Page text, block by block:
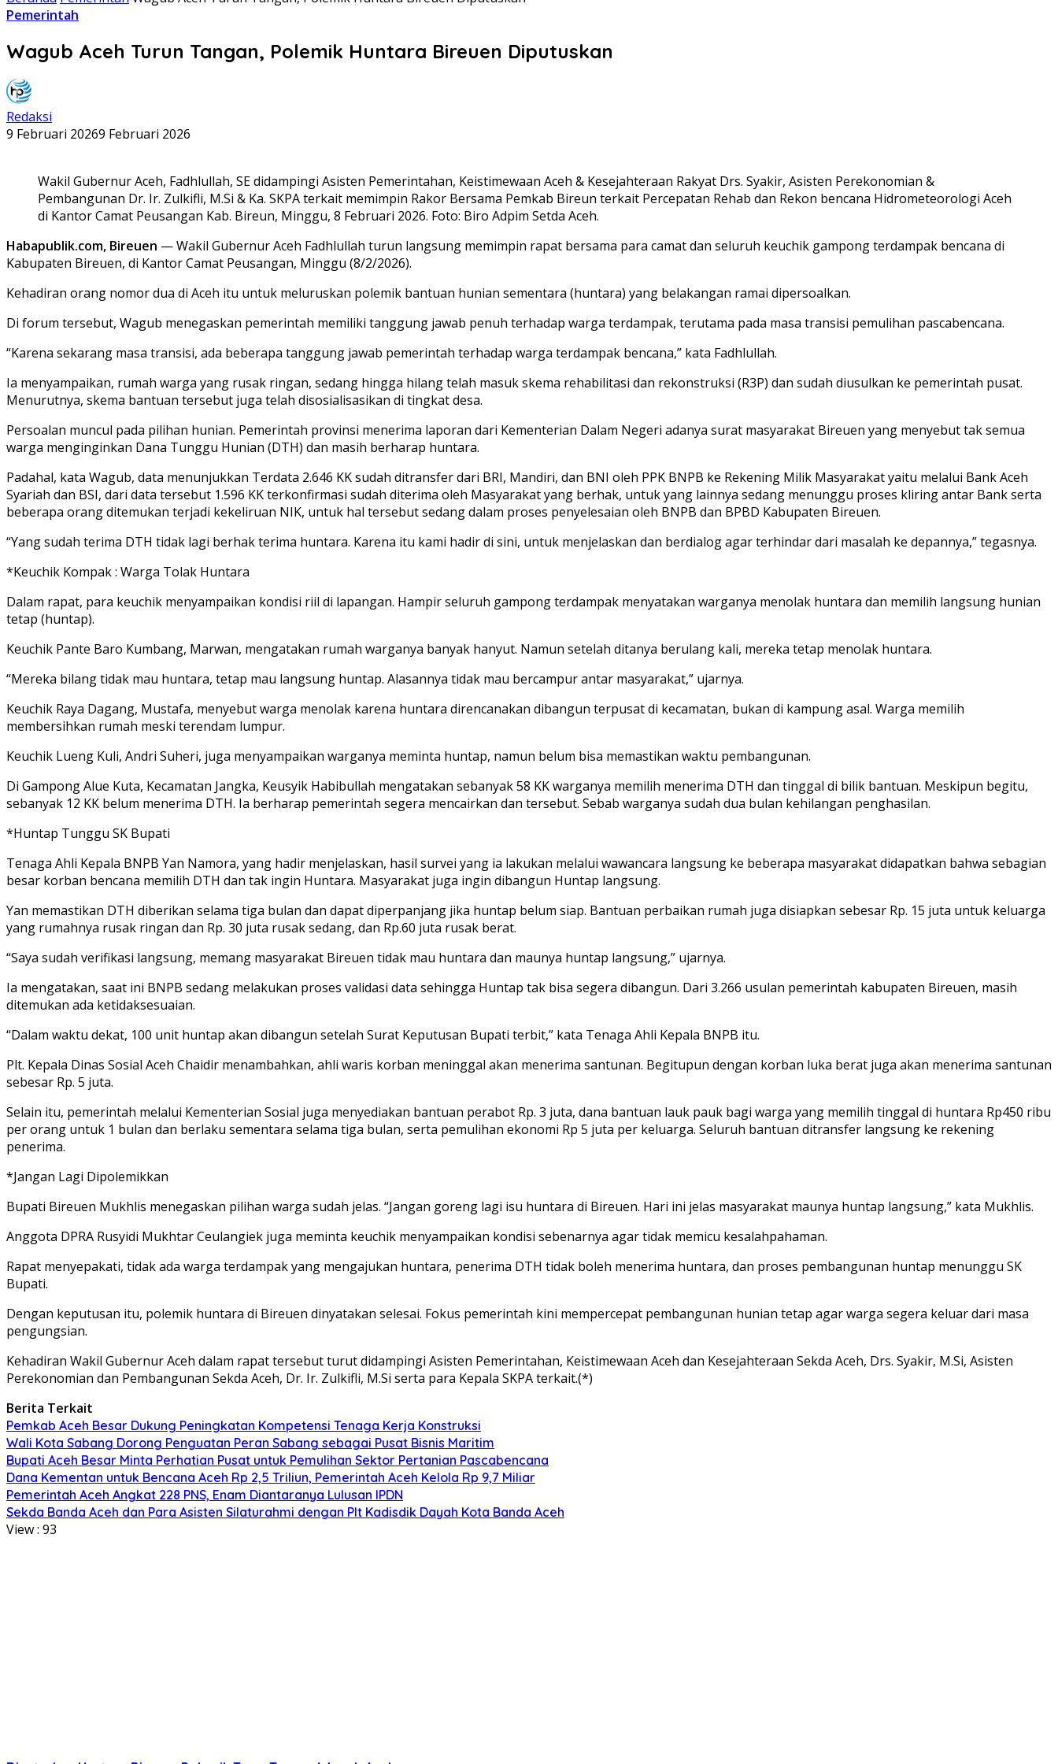
Pemerintah
Wagub Aceh Turun Tangan, Polemik Huntara Bireuen Diputuskan
Redaksi
9 Februari 20269 Februari 2026
Wakil Gubernur Aceh, Fadhlullah, SE didampingi Asisten Pemerintahan, Keistimewaan Aceh & Kesejahteraan Rakyat Drs. Syakir, Asisten Perekonomian &
Pembangunan Dr. Ir. Zulkifli, M.Si & Ka. SKPA terkait memimpin Rakor Bersama Pemkab Bireun terkait Percepatan Rehab dan Rekon bencana Hidrometeorologi Aceh
di Kantor Camat Peusangan Kab. Bireun, Minggu, 8 Februari 2026. Foto: Biro Adpim Setda Aceh.
Habapublik.com, Bireuen — Wakil Gubernur Aceh Fadhlullah turun langsung memimpin rapat bersama para camat dan seluruh keuchik gampong terdampak bencana di
Kabupaten Bireuen, di Kantor Camat Peusangan, Minggu (8/2/2026).
Kehadiran orang nomor dua di Aceh itu untuk meluruskan polemik bantuan hunian sementara (huntara) yang belakangan ramai dipersoalkan.
Di forum tersebut, Wagub menegaskan pemerintah memiliki tanggung jawab penuh terhadap warga terdampak, terutama pada masa transisi pemulihan pascabencana.
“Karena sekarang masa transisi, ada beberapa tanggung jawab pemerintah terhadap warga terdampak bencana,” kata Fadhlullah.
Ia menyampaikan, rumah warga yang rusak ringan, sedang hingga hilang telah masuk skema rehabilitasi dan rekonstruksi (R3P) dan sudah diusulkan ke pemerintah pusat.
Menurutnya, skema bantuan tersebut juga telah disosialisasikan di tingkat desa.
Persoalan muncul pada pilihan hunian. Pemerintah provinsi menerima laporan dari Kementerian Dalam Negeri adanya surat masyarakat Bireuen yang menyebut tak semua
warga menginginkan Dana Tunggu Hunian (DTH) dan masih berharap huntara.
Padahal, kata Wagub, data menunjukkan Terdata 2.646 KK sudah ditransfer dari BRI, Mandiri, dan BNI oleh PPK BNPB ke Rekening Milik Masyarakat yaitu melalui Bank Aceh
Syariah dan BSI, dari data tersebut 1.596 KK terkonfirmasi sudah diterima oleh Masyarakat yang berhak, untuk yang lainnya sedang menunggu proses kliring antar Bank serta
beberapa orang ditemukan terjadi kekeliruan NIK, untuk hal tersebut sedang dalam proses penyelesaian oleh BNPB dan BPBD Kabupaten Bireuen.
“Yang sudah terima DTH tidak lagi berhak terima huntara. Karena itu kami hadir di sini, untuk menjelaskan dan berdialog agar terhindar dari masalah ke depannya,” tegasnya.
*Keuchik Kompak : Warga Tolak Huntara
Dalam rapat, para keuchik menyampaikan kondisi riil di lapangan. Hampir seluruh gampong terdampak menyatakan warganya menolak huntara dan memilih langsung hunian
tetap (huntap).
Keuchik Pante Baro Kumbang, Marwan, mengatakan rumah warganya banyak hanyut. Namun setelah ditanya berulang kali, mereka tetap menolak huntara.
“Mereka bilang tidak mau huntara, tetap mau langsung huntap. Alasannya tidak mau bercampur antar masyarakat,” ujarnya.
Keuchik Raya Dagang, Mustafa, menyebut warga menolak karena huntara direncanakan dibangun terpusat di kecamatan, bukan di kampung asal. Warga memilih
membersihkan rumah meski terendam lumpur.
Keuchik Lueng Kuli, Andri Suheri, juga menyampaikan warganya meminta huntap, namun belum bisa memastikan waktu pembangunan.
Di Gampong Alue Kuta, Kecamatan Jangka, Keusyik Habibullah mengatakan sebanyak 58 KK warganya memilih menerima DTH dan tinggal di bilik bantuan. Meskipun begitu,
sebanyak 12 KK belum menerima DTH. Ia berharap pemerintah segera mencairkan dan tersebut. Sebab warganya sudah dua bulan kehilangan penghasilan.
*Huntap Tunggu SK Bupati
Tenaga Ahli Kepala BNPB Yan Namora, yang hadir menjelaskan, hasil survei yang ia lakukan melalui wawancara langsung ke beberapa masyarakat didapatkan bahwa sebagian
besar korban bencana memilih DTH dan tak ingin Huntara. Masyarakat juga ingin dibangun Huntap langsung.
Yan memastikan DTH diberikan selama tiga bulan dan dapat diperpanjang jika huntap belum siap. Bantuan perbaikan rumah juga disiapkan sebesar Rp. 15 juta untuk keluarga
yang rumahnya rusak ringan dan Rp. 30 juta rusak sedang, dan Rp.60 juta rusak berat.
“Saya sudah verifikasi langsung, memang masyarakat Bireuen tidak mau huntara dan maunya huntap langsung,” ujarnya.
Ia mengatakan, saat ini BNPB sedang melakukan proses validasi data sehingga Huntap tak bisa segera dibangun. Dari 3.266 usulan pemerintah kabupaten Bireuen, masih
ditemukan ada ketidaksesuaian.
“Dalam waktu dekat, 100 unit huntap akan dibangun setelah Surat Keputusan Bupati terbit,” kata Tenaga Ahli Kepala BNPB itu.
Plt. Kepala Dinas Sosial Aceh Chaidir menambahkan, ahli waris korban meninggal akan menerima santunan. Begitupun dengan korban luka berat juga akan menerima santunan
sebesar Rp. 5 juta.
Selain itu, pemerintah melalui Kementerian Sosial juga menyediakan bantuan perabot Rp. 3 juta, dana bantuan lauk pauk bagi warga yang memilih tinggal di huntara Rp450 ribu
per orang untuk 1 bulan dan berlaku sementara selama tiga bulan, serta pemulihan ekonomi Rp 5 juta per keluarga. Seluruh bantuan ditransfer langsung ke rekening
penerima.
*Jangan Lagi Dipolemikkan
Bupati Bireuen Mukhlis menegaskan pilihan warga sudah jelas. “Jangan goreng lagi isu huntara di Bireuen. Hari ini jelas masyarakat maunya huntap langsung,” kata Mukhlis.
Anggota DPRA Rusyidi Mukhtar Ceulangiek juga meminta keuchik menyampaikan kondisi sebenarnya agar tidak memicu kesalahpahaman.
Rapat menyepakati, tidak ada warga terdampak yang mengajukan huntara, penerima DTH tidak boleh menerima huntara, dan proses pembangunan huntap menunggu SK
Bupati.
Dengan keputusan itu, polemik huntara di Bireuen dinyatakan selesai. Fokus pemerintah kini mempercepat pembangunan hunian tetap agar warga segera keluar dari masa
pengungsian.
Kehadiran Wakil Gubernur Aceh dalam rapat tersebut turut didampingi Asisten Pemerintahan, Keistimewaan Aceh dan Kesejahteraan Sekda Aceh, Drs. Syakir, M.Si, Asisten
Perekonomian dan Pembangunan Sekda Aceh, Dr. Ir. Zulkifli, M.Si serta para Kepala SKPA terkait.(*)
Berita Terkait
Pemkab Aceh Besar Dukung Peningkatan Kompetensi Tenaga Kerja Konstruksi
Wali Kota Sabang Dorong Penguatan Peran Sabang sebagai Pusat Bisnis Maritim
Bupati Aceh Besar Minta Perhatian Pusat untuk Pemulihan Sektor Pertanian Pascabencana
Dana Kementan untuk Bencana Aceh Rp 2,5 Triliun, Pemerintah Aceh Kelola Rp 9,7 Miliar
Pemerintah Aceh Angkat 228 PNS, Enam Diantaranya Lulusan IPDN
Sekda Banda Aceh dan Para Asisten Silaturahmi dengan Plt Kadisdik Dayah Kota Banda Aceh
View : 93